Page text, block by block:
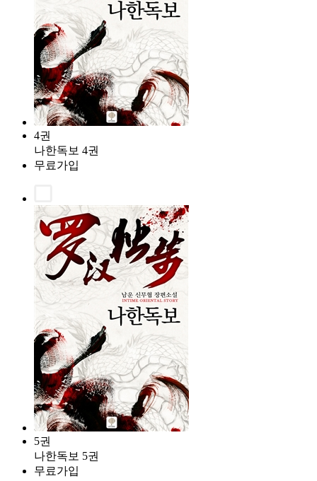
4권
나한독보 4권
무료가입
5권
나한독보 5권
무료가입